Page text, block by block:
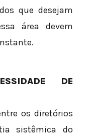
que desejam
área devem
DE
os diretórios
sistêmica do